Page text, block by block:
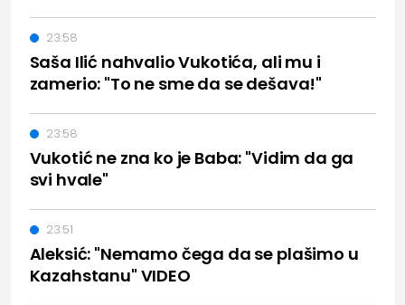
Saša Ilić nahvalio Vukotića, ali mu i
zamerio: "To ne sme da se dešava!"
23:58
Vukotić ne zna ko je Baba: "Vidim da ga
svi hvale"
23:58
Aleksić: "Nemamo čega da se plašimo u
Kazahstanu" VIDEO
23:51